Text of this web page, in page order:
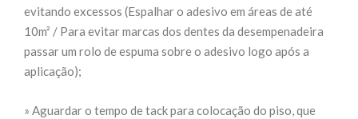
evitando excessos (Espalhar o adesivo em áreas de até
10m² / Para evitar marcas dos dentes da desempenadeira
passar um rolo de espuma sobre o adesivo logo após a
aplicação);
» Aguardar o tempo de tack para colocação do piso, que